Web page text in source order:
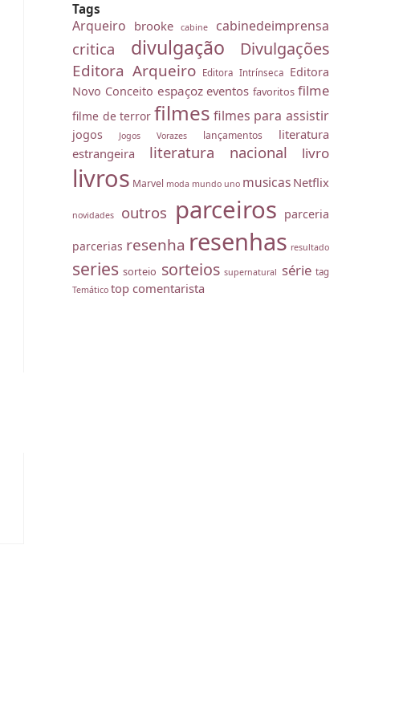
Tags
Arqueiro brooke cabine cabinedeimprensa
critica divulgação Divulgações
Editora Arqueiro Editora Intrínseca Editora
Novo Conceito espaçoz eventos favoritos filme
filme de terror filmes filmes para assistir
jogos Jogos Vorazes lançamentos
literatura
estrangeira
literatura nacional livro
livros Marvel moda mundo uno musicas Netflix
novidades outros parceiros parceria
parcerias resenha resenhas resultado
series sorteio sorteios supernatural série tag
Temático top comentarista